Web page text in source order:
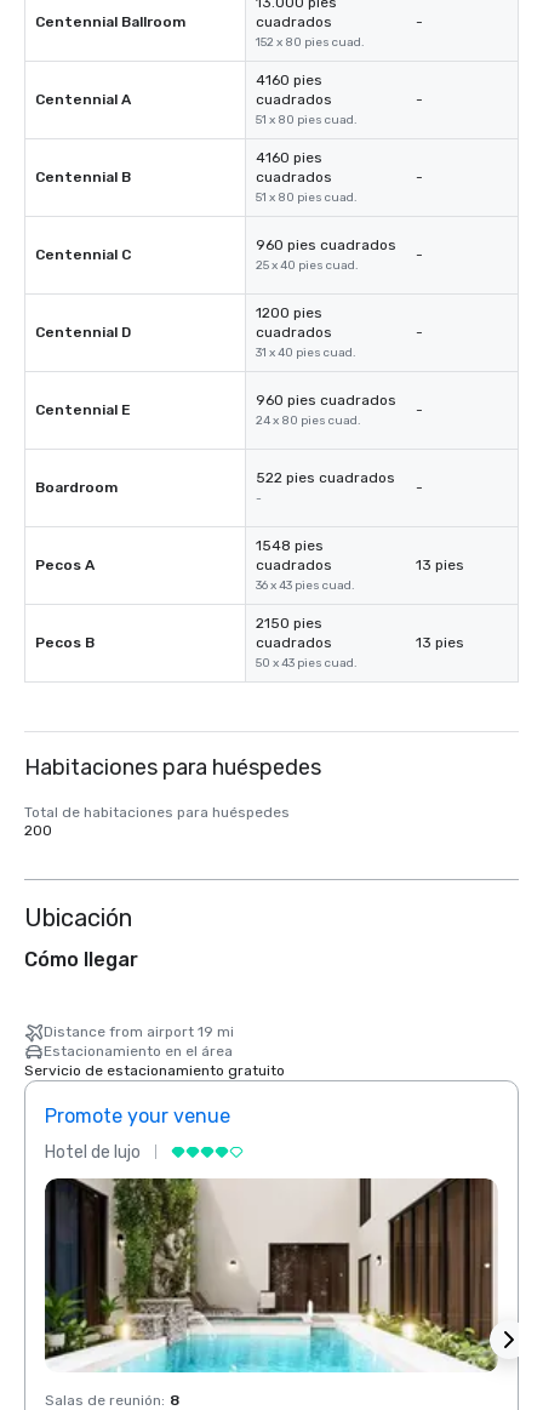
Centennial Ballroom
cuadrados
152 x 80 pies cuad.
-
Centennial A
4160 pies
cuadrados
51 x 80 pies cuad.
-
Centennial B
4160 pies
cuadrados
51 x 80 pies cuad.
-
Centennial C
960 pies cuadrados
25 x 40 pies cuad.
-
Centennial D
1200 pies
cuadrados
31 x 40 pies cuad.
-
Centennial E
960 pies cuadrados
24 x 80 pies cuad.
-
Boardroom
522 pies cuadrados
-
-
Pecos A
1548 pies
cuadrados
36 x 43 pies cuad.
13 pies
Pecos B
2150 pies
cuadrados
50 x 43 pies cuad.
13 pies
Habitaciones para huéspedes
Total de habitaciones para huéspedes
200
Ubicación
Cómo llegar
Distance from airport 19 mi
Estacionamiento en el área
Servicio de estacionamiento gratuito
Promote your venue
Hotel de lujo
Salas de reunión: 8